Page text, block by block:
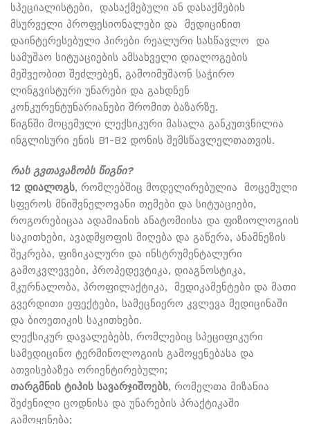
სპეციალისტები, დასაქმებული ან დასაქმების
მსურველი პროფესიონალები და მედიცინით
დაინტერესებული პირები რეალური სასწავლო და
სამუშაო სიტუაციების ამსახველი დიალოგების
მეშვეობით შეძლებენ, გამოიმუშაონ საჭირო
ლინგვისტური უნარები და გახდნენ
კონკურენტუნარიანები შრომით ბაზარზე.
წიგნში მოცემული ლექსიკური მასალა განკუთვნილია
ინგლისური ენის B1-B2 დონის შემსწავლელთათვის.
რას გვთავაზობს წიგნი?
12 დიალოგს, რომლებშიც მოდელირებულია მოცემული
სფეროს მნიშვნელოვანი თემები და სიტუაციები,
როგორებიცაა ადამიანის ანატომიისა და ფიზიოლოგიის
საკითხები, ავადმყოფის მიღება და გაწერა, ანამნეზის
შეკრება, ფიზიკალური და ინსტრუმენტალური
გამოკვლევები, პროპედევტიკა, დიაგნოსტიკა,
მკურნალობა, პროფილაქტიკა, მედიკამენტები და მათი
გვერდითი ეფექტები, სამეცნიერო კვლევა მედიცინაში
და ბიოეთიკის საკითხები.
ლექსიკურ დავალებებს, რომლებიც სპეციფიკური
სამედიცინო ტერმინოლოგიის გამოყენებასა და
ათვისებაზეა ორიენტირებული;
თარგმნის ტიპის სავარჯიშოებს, რომელთა მიზანია
შეძენილი ცოდნისა და უნარების პრაქტიკაში
გამოყენება;